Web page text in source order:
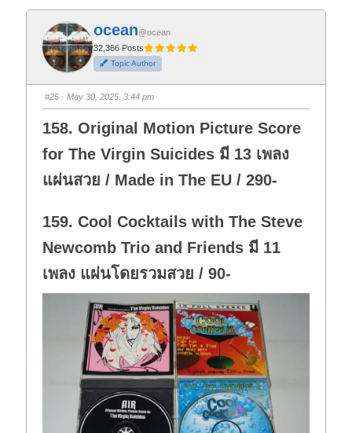
k
f
o
r
t
h
u
m
b
d
o
n
.
k
o
t
h
u
m
b
u
p
ocean@ocean
32,366 Posts
Topic Author
#25 · May 30, 2025, 3:44 pm
158. Original Motion Picture Score
for The Virgin Suicides มี 13 เพลง
แผ่นสวย / Made in The EU / 290-
159. Cool Cocktails with The Steve
Newcomb Trio and Friends มี 11
เพลง แผ่นโดยรวมสวย / 90-